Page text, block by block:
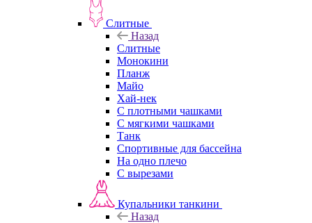
Слитные
Назад
Слитные
Монокини
Планж
Майо
Хай-нек
С плотными чашками
С мягкими чашками
Танк
Спортивные для бассейна
На одно плечо
С вырезами
Купальники танкини
Назад